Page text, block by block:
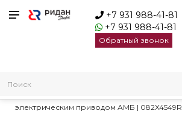
+7 931 988-41-81
+7 931 988-41-81
Обратный звонок
Трубопроводная арматура
электрическим приводом АМБ | 082X4549R